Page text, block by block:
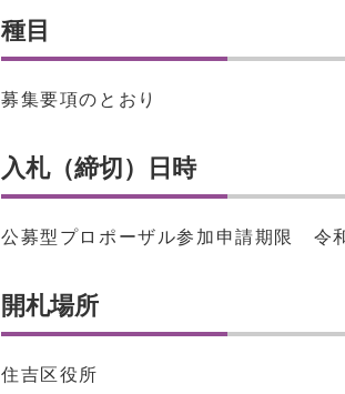
種目
募集要項のとおり
入札（締切）日時
公募型プロポーザル参加申請期限 令
開札場所
住吉区役所